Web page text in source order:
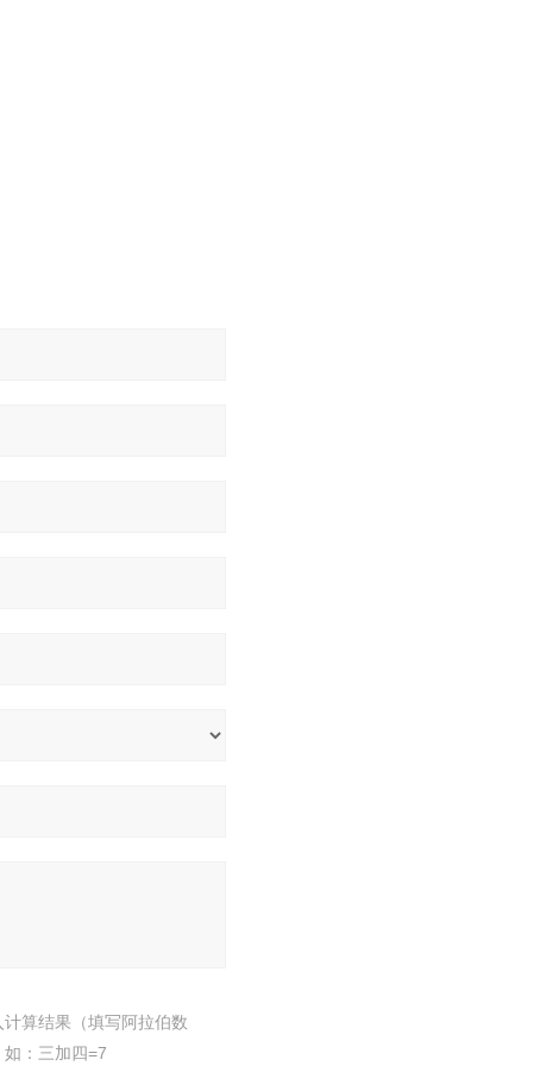
计算结果（填写阿拉伯数
如：三加四=7